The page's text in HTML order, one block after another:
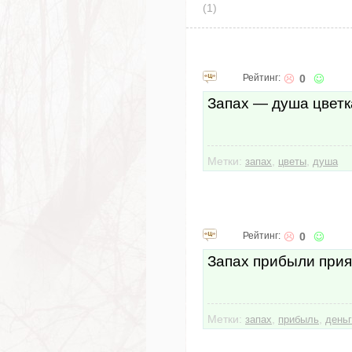
(1)
Рейтинг: 0
Запах — душа
Метки: запах цветы душа
Рейтинг: 0
Запах прибыли
Метки: запах прибыль